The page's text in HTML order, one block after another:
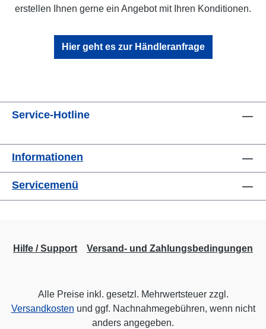
erstellen Ihnen gerne ein Angebot mit Ihren Konditionen.
Hier geht es zur Händleranfrage
Service-Hotline
Informationen
Servicemenü
Hilfe / Support Versand- und Zahlungsbedingungen
Alle Preise inkl. gesetzl. Mehrwertsteuer zzgl.
Versandkosten und ggf. Nachnahmegebühren, wenn nicht
anders angegeben.